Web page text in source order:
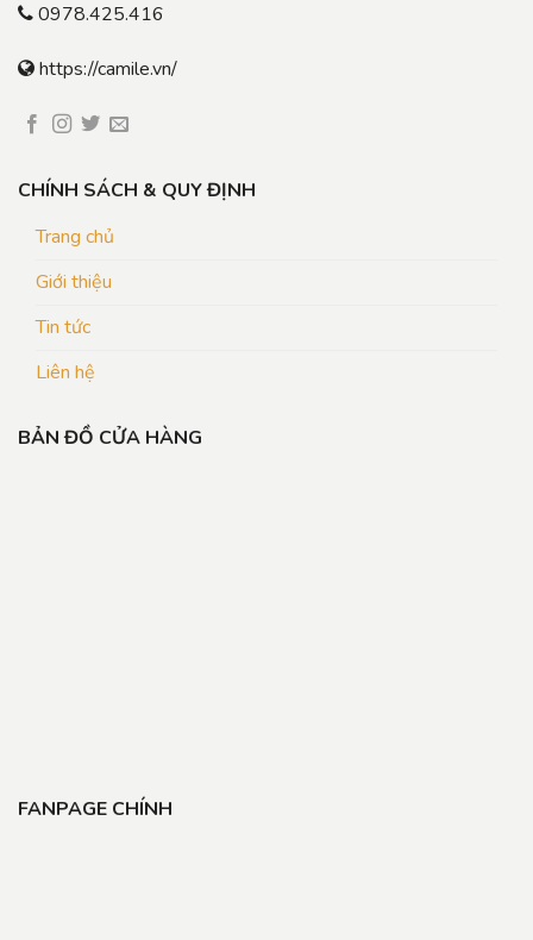
0978.425.416
https://camile.vn/
CHÍNH SÁCH & QUY ĐỊNH
Trang chủ
Giới thiệu
Tin tức
Liên hệ
BẢN ĐỒ CỬA HÀNG
FANPAGE CHÍNH